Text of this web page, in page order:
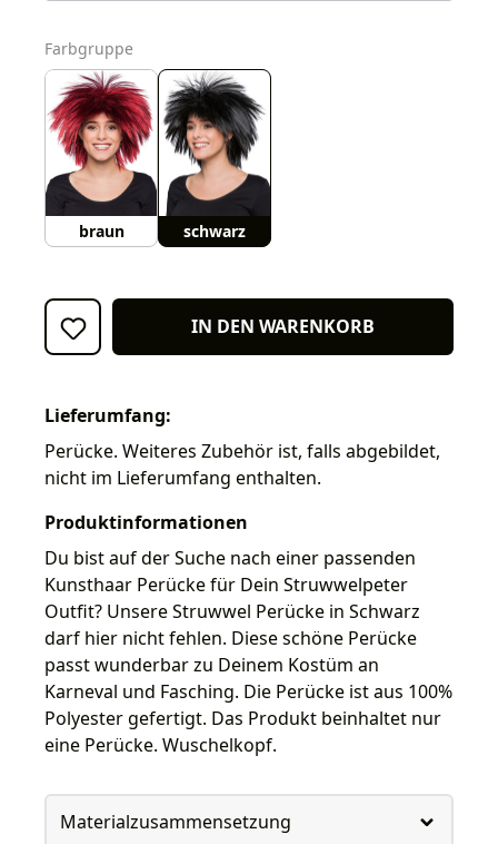
Farbgruppe
braun schwarz
IN DEN WARENKORB
Lieferumfang:
Perücke. Weiteres Zubehör ist, falls abgebildet,
nicht im Lieferumfang enthalten.
Produktinformationen
Du bist auf der Suche nach einer passenden
Kunsthaar Perücke für Dein Struwwelpeter
Outfit? Unsere Struwwel Perücke in Schwarz
darf hier nicht fehlen. Diese schöne Perücke
passt wunderbar zu Deinem Kostüm an
Karneval und Fasching. Die Perücke ist aus 100%
Polyester gefertigt. Das Produkt beinhaltet nur
eine Perücke. Wuschelkopf.
Materialzusammensetzung